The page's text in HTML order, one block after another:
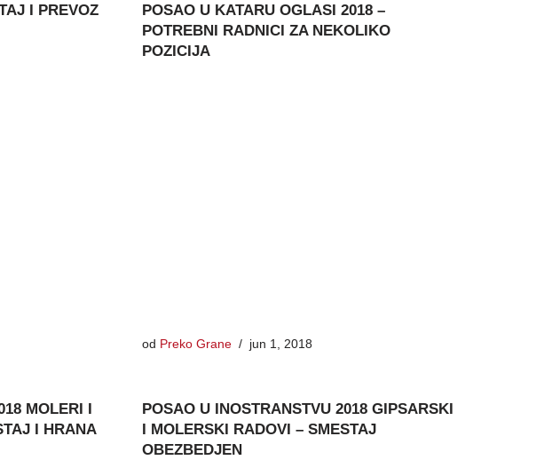
I PREVOZ
POSAO U KATARU OGLASI 2018 –
POTREBNI RADNICI ZA NEKOLIKO
POZICIJA
od Preko Grane jun 1, 2018
MOLERI I
I HRANA
POSAO U INOSTRANSTVU 2018 GIPSARSKI
I MOLERSKI RADOVI – SMESTAJ
OBEZBEDJEN